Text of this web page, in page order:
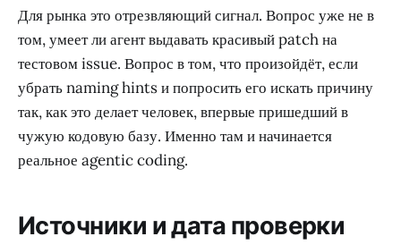
Для рынка это отрезвляющий сигнал. Вопрос уже не в
том, умеет ли агент выдавать красивый patch на
тестовом issue. Вопрос в том, что произойдёт, если
убрать naming hints и попросить его искать причину
так, как это делает человек, впервые пришедший в
чужую кодовую базу. Именно там и начинается
реальное agentic coding.
Источники и дата проверки